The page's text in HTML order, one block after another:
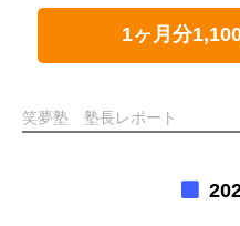
1ヶ月分
笑夢塾 塾長レポート